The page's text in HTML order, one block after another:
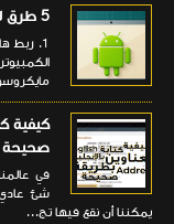
5 طرق لتشغيل تطبيقات الأندرويد على جهازك الـ PC
كيفية
صحيحة
في
شئ
يمكننا أن نقع فيها تج...